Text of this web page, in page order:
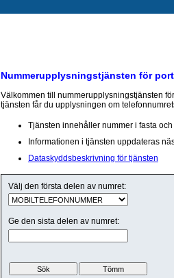
Nummerupplysningstjänsten för
Välkommen till nummerupplysningstjänsten
tjänsten får du upplysningen om
Tjänsten innehåller nummer i fasta
Informationen i tjänsten uppdateras
Dataskyddsbeskrivning för tjänsten
Välj den första delen av numret:
Ge den sista delen av numret: